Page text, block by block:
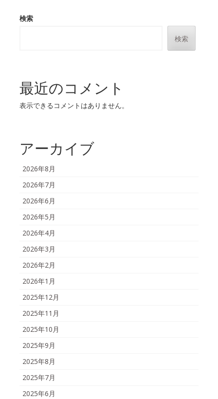
検索
検索
最近のコメント
表示できるコメントはありません。
アーカイブ
2026年8月
2026年7月
2026年6月
2026年5月
2026年4月
2026年3月
2026年2月
2026年1月
2025年12月
2025年11月
2025年10月
2025年9月
2025年8月
2025年7月
2025年6月